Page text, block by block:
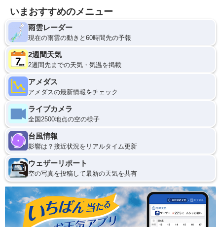
いまおすすめのメニュー
雨雲レーダー
現在の雨雲の動きと60時間先の予報
2週間天気
2週間先までの天気・気温を掲載
アメダス
アメダスの最新情報をチェック
ライブカメラ
全国2500地点の空の様子
台風情報
影響は？接近状況をリアルタイム更新
ウェザーリポート
空の写真を投稿して最新の天気を共有